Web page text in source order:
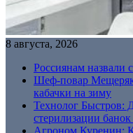
8 августа, 2026
Россиянам назвали
Шеф-повар
кабачки на зиму
Технолог Быстров:
стерилизации
Агроном Куренин: